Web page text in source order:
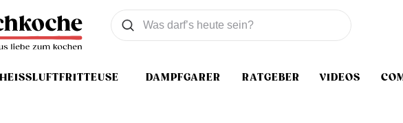
HEISSLUFTFRITTEUSE DAMPFGARER RATGEBER VIDEOS
Was wollen Sie suchen
Suchen